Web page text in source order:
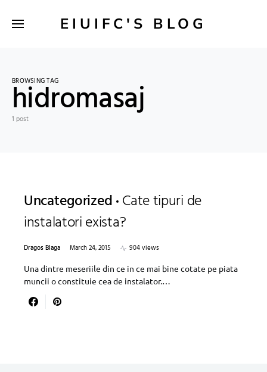
EIUIFC'S BLOG
BROWSING TAG
hidromasaj
1 post
Uncategorized Cate tipuri de
instalatori exista?
Dragos Blaga March 24, 2015
904 views
Una dintre meseriile din ce in ce mai bine cotate pe piata
muncii o constituie cea de instalator.…